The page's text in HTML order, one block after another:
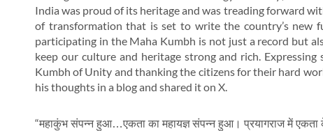
India was proud of its heritage and was treading forward
of transformation that is set to write the country’s new
participating in the Maha Kumbh is not just a record but
keep our culture and heritage strong and rich.
Kumbh of Unity and thanking the citizens for their hard
his thoughts in a blog and shared it on X.
“महाकुंभ संपन्न हुआ…एकता का महायज्ञ संपन्न हुआ। प्रयागराज में